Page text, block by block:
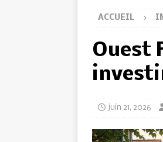
ACCUEIL
Ouest
juin 21, 2026